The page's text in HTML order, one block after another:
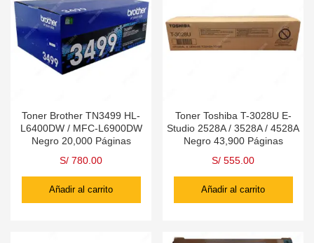
Toner Brother TN3499 HL-
L6400DW / MFC-L6900DW
Negro 20,000 Páginas
S/ 780.00
Añadir al carrito
Toner Toshiba T-3028U E-
Studio 2528A / 3528A / 4528A
Negro 43,900 Páginas
S/ 555.00
Añadir al carrito